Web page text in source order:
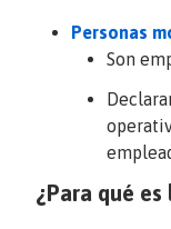
Personas
Son
¿Para qué